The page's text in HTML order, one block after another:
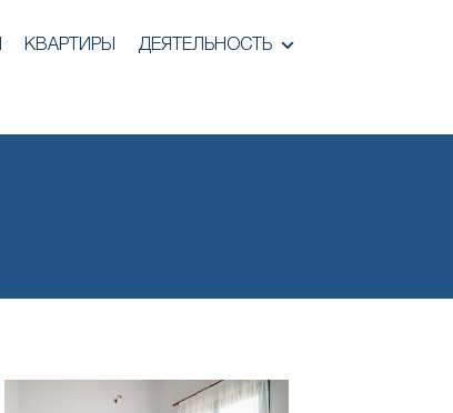
КВАРТИРЫ ДЕЯТЕЛЬНОСТЬ